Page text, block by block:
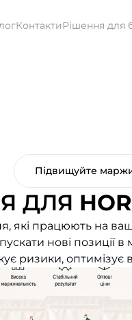
КонтактиРішення для
Підвищуйте
ДЛЯ
які працюють на ваш
нові позиції
ризики,